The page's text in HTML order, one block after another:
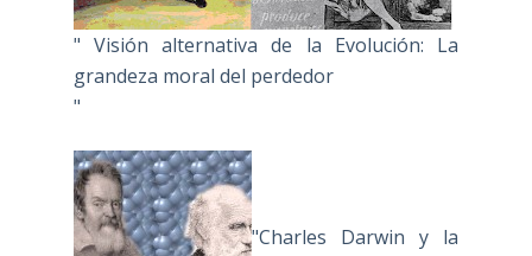
" Visión alternativa de la Evolución: La
grandeza moral del perdedor
"
"Charles Darwin y la